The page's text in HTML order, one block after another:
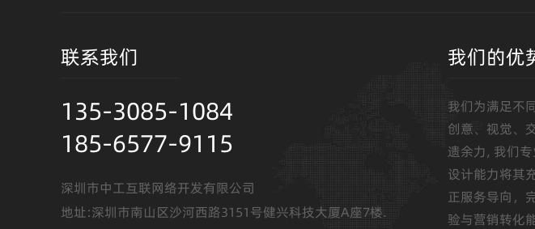
联系我们
135-3085-1084
185-6577-9115
深圳市中工互联网络开发有限公司
地址:深圳市南山区沙河西路3151号健兴科技大厦A座7楼.
我们的优
我们为满足不
创意、视觉、
遗余力, 我们
设计能力将其
正服务导向，
验与营销转化